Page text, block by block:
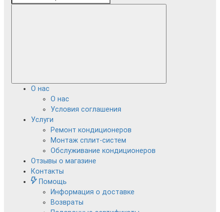
О нас
О нас
Условия соглашения
Услуги
Ремонт кондиционеров
Монтаж сплит-систем
Обслуживание кондиционеров
Отзывы о магазине
Контакты
Помощь
Информация о доставке
Возвраты